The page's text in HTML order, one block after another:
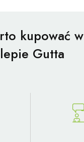
kupować w
Gutta